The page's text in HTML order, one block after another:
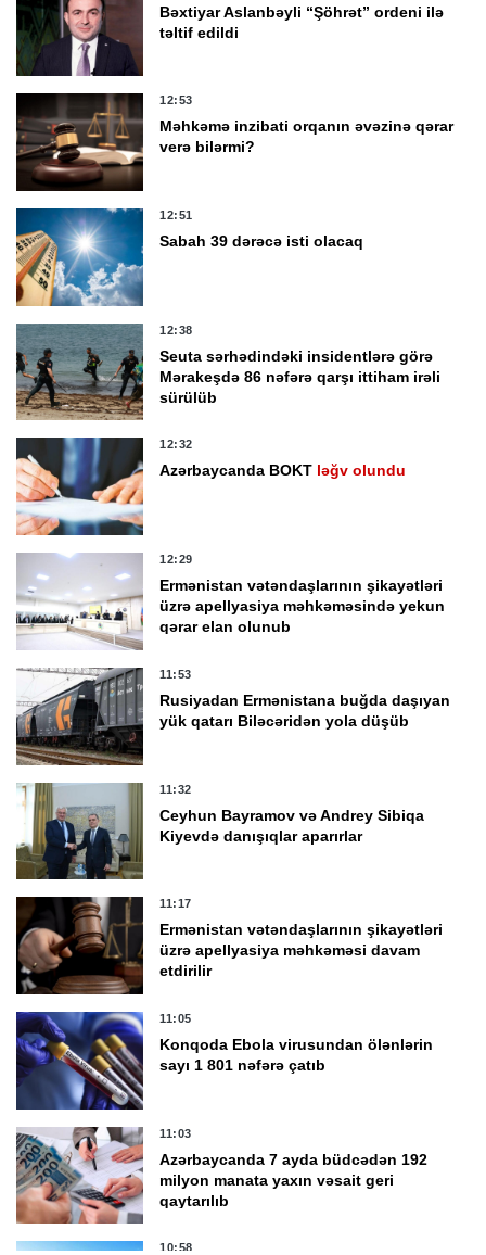
Bəxtiyar Aslanbəyli “Şöhrət” ordeni ilə
təltif edildi
12:53
Məhkəmə inzibati orqanın əvəzinə qərar
verə bilərmi?
12:51
Sabah 39 dərəcə isti olacaq
12:38
Seuta sərhədindəki insidentlərə görə
Mərakeşdə 86 nəfərə qarşı ittiham irəli
sürülüb
12:32
Azərbaycanda BOKT ləğv olundu
12:29
Ermənistan vətəndaşlarının şikayətləri
üzrə apellyasiya məhkəməsində yekun
qərar elan olunub
11:53
Rusiyadan Ermənistana buğda daşıyan
yük qatarı Biləcəridən yola düşüb
11:32
Ceyhun Bayramov və Andrey Sibiqa
Kiyevdə danışıqlar aparırlar
11:17
Ermənistan vətəndaşlarının şikayətləri
üzrə apellyasiya məhkəməsi davam
etdirilir
11:05
Konqoda Ebola virusundan ölənlərin
sayı 1 801 nəfərə çatıb
11:03
Azərbaycanda 7 ayda büdcədən 192
milyon manata yaxın vəsait geri
qaytarılıb
10:58